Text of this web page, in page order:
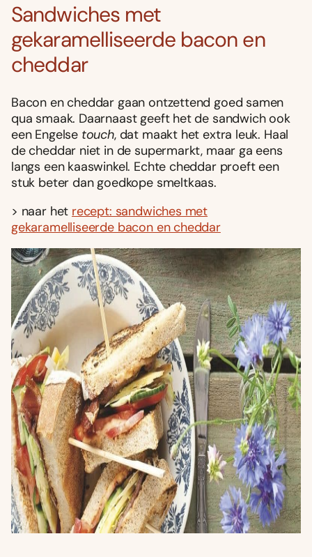
Sandwiches met
gekaramelliseerde bacon en
cheddar
Bacon en cheddar gaan ontzettend goed samen
qua smaak. Daarnaast geeft het de sandwich ook
een Engelse touch, dat maakt het extra leuk. Haal
de cheddar niet in de supermarkt, maar ga eens
langs een kaaswinkel. Echte cheddar proeft een
stuk beter dan goedkope smeltkaas.
> naar het recept: sandwiches met
gekaramelliseerde bacon en cheddar